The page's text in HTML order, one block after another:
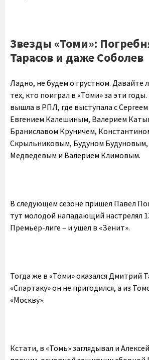
Звезды «Томи»:
Тарасов и даже Соболев
Ладно, не будем о грустном. Давайте
тех, кто поиграл в «Томи» за эти
вышла в РПЛ, где выступала с
Евгением Калешиным, Валерием
Браниславом Круничем,
Скрыльниковым, Будуном Будуновым,
Медведевым и Валерием Климовым.
В следующем сезоне пришел Павел
тут молодой нападающий настрелял
Премьер-лиге – и ушел в «Зенит».
Тогда же в «Томи» оказался Дмитрий
«Спартаку» он не пригодился, а из
«Москву».
Кстати, в «Томь» заглядывал и